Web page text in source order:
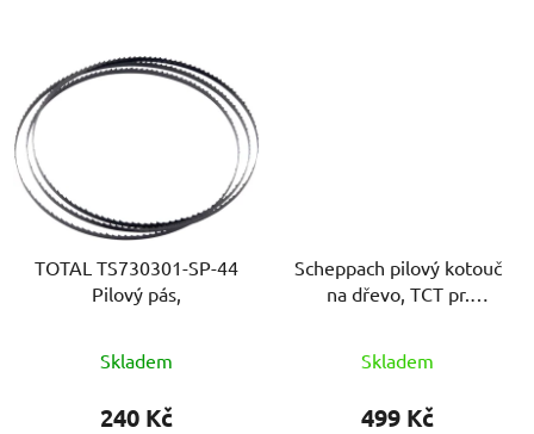
TOTAL TS730301-SP-44
Pilový pás,
Skladem
240 Kč
Scheppach pilový kotouč
na dřevo, TCT pr.
Skladem
499 Kč